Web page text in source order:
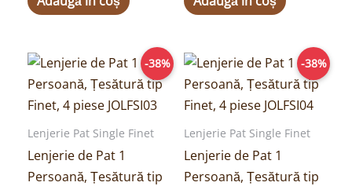
-38%
Lenjerie Pat Single Finet
Lenjerie de Pat 1
Persoană, Țesătură tip
Prețul
a
fost:
159,00lei.
Prețul
curent
este:
99,00lei.
-38%
Lenjerie Pat Single Finet
Lenjerie de Pat 1
Persoană, Țesătură tip
Prețul
a
fost:
159,00lei.
Prețul
curent
este:
99,00lei.